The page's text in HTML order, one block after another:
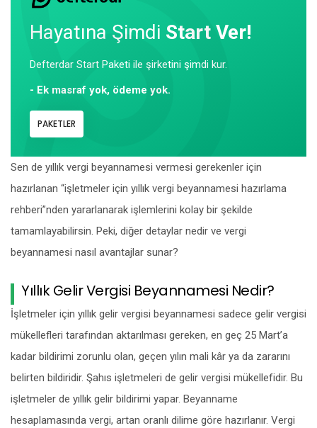
Hayatına Şimdi Start Ver!
Defterdar Start Paketi ile şirketini şimdi kur.
- Ek masraf yok, ödeme yok.
PAKETLER
Sen de yıllık vergi beyannamesi vermesi gerekenler için
hazırlanan “işletmeler için yıllık vergi beyannamesi hazırlama
rehberi”nden yararlanarak işlemlerini kolay bir şekilde
tamamlayabilirsin. Peki, diğer detaylar nedir ve vergi
beyannamesi nasıl avantajlar sunar?
Yıllık Gelir Vergisi Beyannamesi Nedir?
İşletmeler için yıllık gelir vergisi beyannamesi sadece gelir vergisi
mükellefleri tarafından aktarılması gereken, en geç 25 Mart’a
kadar bildirimi zorunlu olan, geçen yılın mali kâr ya da zararını
belirten bildiridir. Şahıs işletmeleri de gelir vergisi mükellefidir. Bu
işletmeler de yıllık gelir bildirimi yapar. Beyanname
hesaplamasında vergi, artan oranlı dilime göre hazırlanır. Vergi